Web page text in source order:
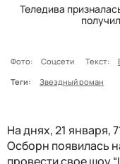
Теледива
Фото: Соцсети Текст:
Теги:
Звездный роман
На днях, 21 января,
Осборн появилась
провести свое шоу